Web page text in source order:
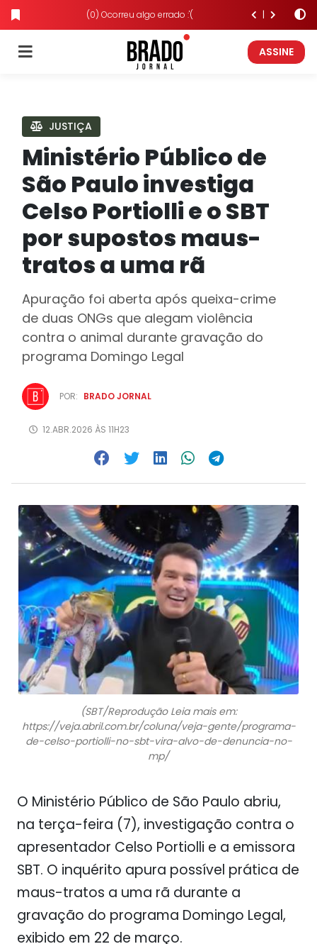
(0) Ocorreu algo errado :'(
ASSINE
JUSTIÇA
Ministério Público de
São Paulo investiga
Celso Portiolli e o SBT
por supostos maus-
tratos a uma rã
Apuração foi aberta após queixa-crime
de duas ONGs que alegam violência
contra o animal durante gravação do
programa Domingo Legal
POR: BRADO JORNAL
12.ABR.2026 ÀS 11H23
(SBT/Reprodução Leia mais em:
https://veja.abril.com.br/coluna/veja-gente/programa-
de-celso-portiolli-no-sbt-vira-alvo-de-denuncia-no-
mp/
O Ministério Público de São Paulo abriu,
na terça-feira (7), investigação contra o
apresentador Celso Portiolli e a emissora
SBT. O inquérito apura possível prática de
maus-tratos a uma rã durante a
gravação do programa Domingo Legal,
exibido em 22 de março.